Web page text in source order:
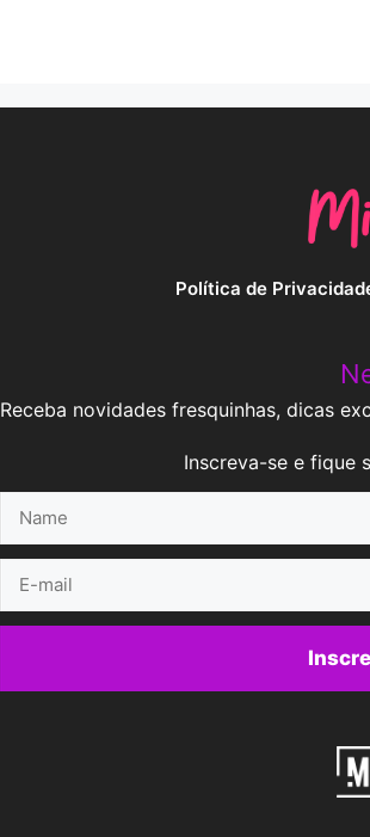
Política de
Receba novidades fresquinhas, dicas
Inscreva-se e fique
mail